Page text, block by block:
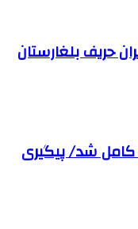
حریف بلغارستان
کامل شد/ پیگیری